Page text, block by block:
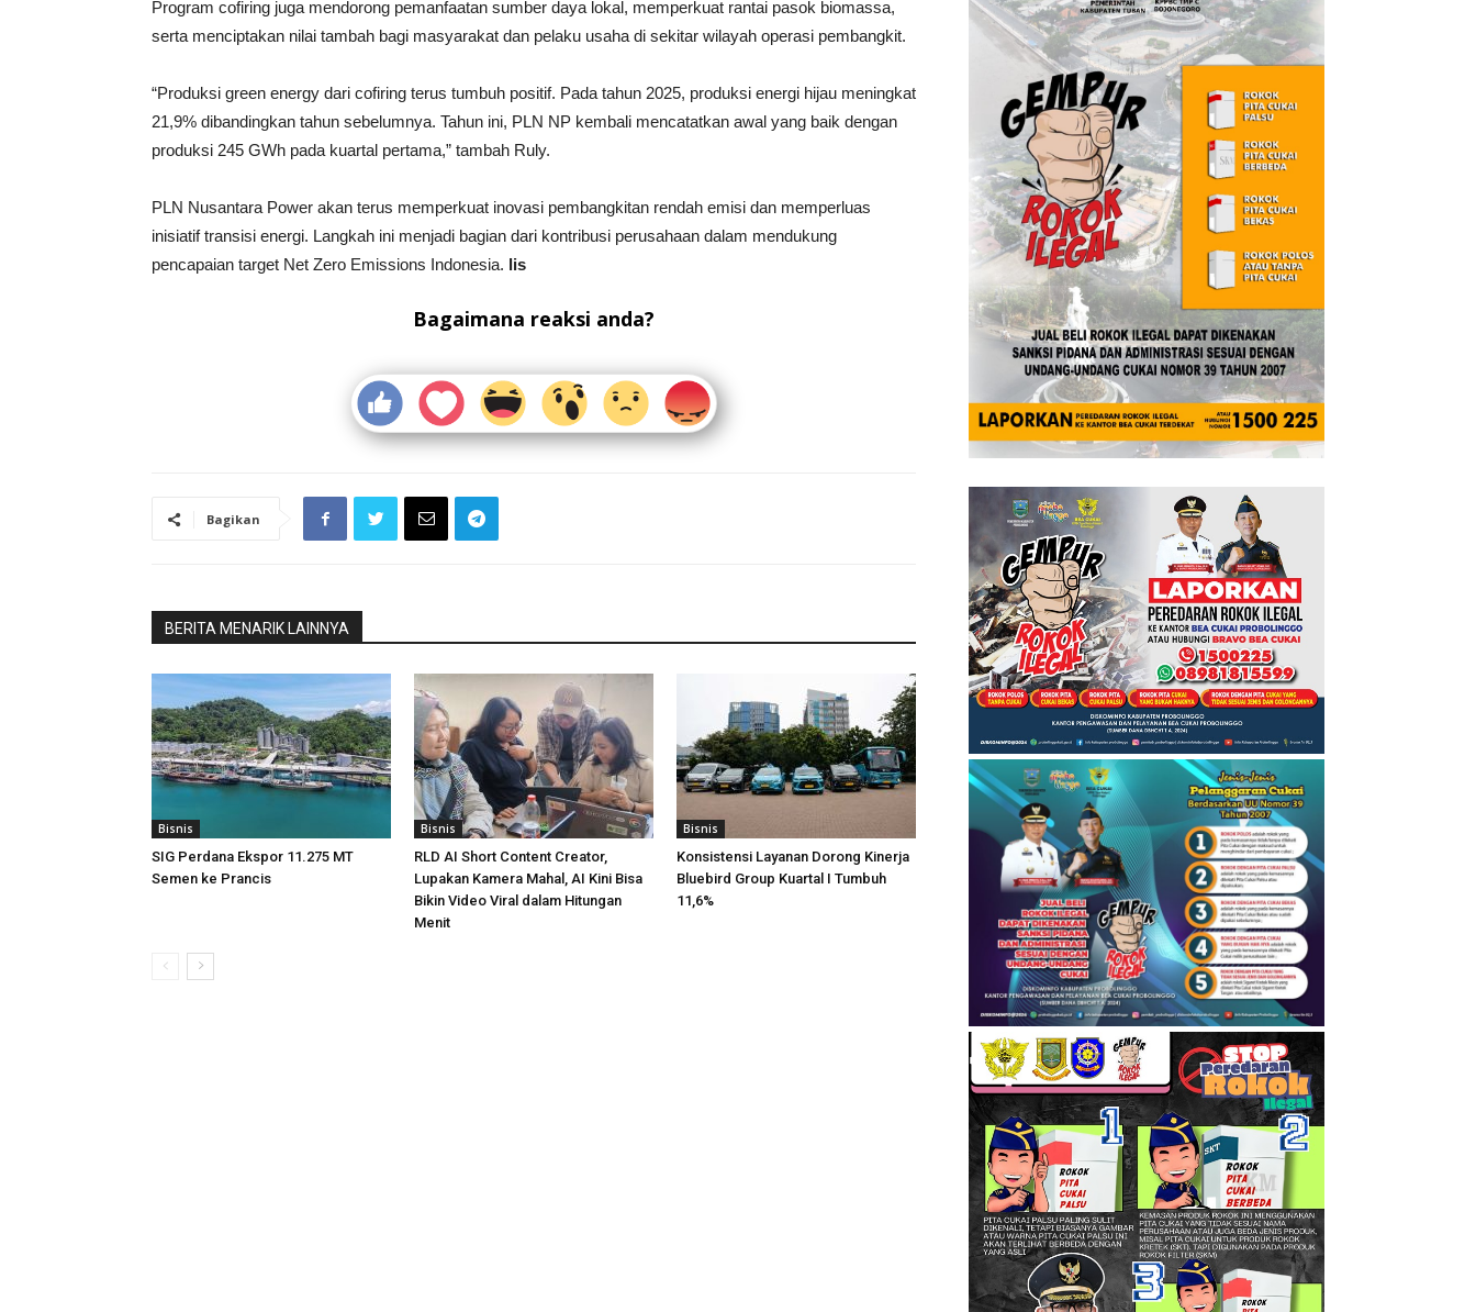
Program cofiring juga mendorong pemanfaatan sumber daya lokal, memperkuat rantai pasok biomassa,
serta menciptakan nilai tambah bagi masyarakat dan pelaku usaha di sekitar wilayah operasi pembangkit.
“Produksi green energy dari cofiring terus tumbuh positif. Pada tahun 2025, produksi energi hijau meningkat
21,9% dibandingkan tahun sebelumnya. Tahun ini, PLN NP kembali mencatatkan awal yang baik dengan
produksi 245 GWh pada kuartal pertama,” tambah Ruly.
PLN Nusantara Power akan terus memperkuat inovasi pembangkitan rendah emisi dan memperluas
inisiatif transisi energi. Langkah ini menjadi bagian dari kontribusi perusahaan dalam mendukung
pencapaian target Net Zero Emissions Indonesia. lis
Bagaimana reaksi anda?
Bagikan
BERITA MENARIK LAINNYA
Bisnis
SIG Perdana Ekspor 11.275 MT
Semen ke Prancis
Bisnis
RLD AI Short Content Creator,
Lupakan Kamera Mahal, AI Kini Bisa
Bikin Video Viral dalam Hitungan
Menit
Bisnis
Konsistensi Layanan Dorong Kinerja
Bluebird Group Kuartal I Tumbuh
11,6%